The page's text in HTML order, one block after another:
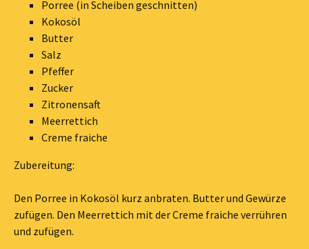
Porree (in Scheiben geschnitten)
Kokosöl
Butter
Salz
Pfeffer
Zucker
Zitronensaft
Meerrettich
Creme fraiche
Zubereitung:
Den Porree in Kokosöl kurz anbraten. Butter und Gewürze
zufügen. Den Meerrettich mit der Creme fraiche verrühren
und zufügen.